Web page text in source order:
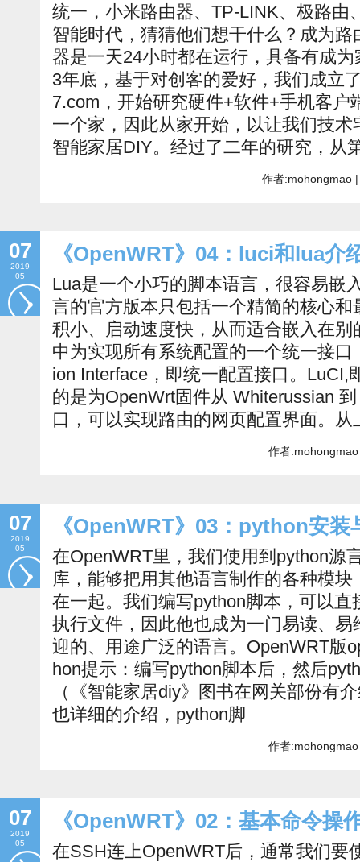
统一，小米路由器、TP-LINK、极路由
智能时代，猜猜他们想干什么？成为
器是一天24小时都在运行，具备有成
3年底，基于对创客的爱好，我们成立
7.com，开始研究硬件+软件+手机客户
一个家，因此从家开始，以让我们技
智能家居DIY。经过了二年的研究，从
作者:mohongmao
07
2019
05
《OpenWRT》04：luci和lua介
Lua是一个小巧的脚本语言，很容易嵌
言的官方版本只包括一个精简的核心
积小、启动速度快，从而适合嵌入在
中为实现所有系统配置的一个统一接
ion Interface，即统一配置接口。LuCI,
的是为OpenWrt固件从 Whiterussian
口，可以实现路由的网页配置界面。
作者
07
2019
05
《OpenWRT》03：python安装
在OpenWRT里，我们使用到python源
库，能够把用其他语言制作的各种模
在一起。我们编写python脚本，可以
执行文件，因此他也成为一门易读、
迎的、用途广泛的语言。OpenWRT版
hon提示：编写python脚本后，然后
（《智能家居diy》图书在网关部份有
也详细的介绍，python脚
作者
07
2019
05
《OpenWRT》02：基本命令操
在SSH连上OpenWRT后，通常我们要